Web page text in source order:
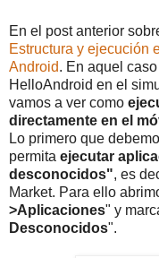
En el post anterior
Estructura y ejecución
Android. En aquel
HelloAndroid en el
vamos a ver como
directamente en el
Lo primero que
permita ejecutar
desconocidos", es
Market. Para ello
>Aplicaciones" y
Desconocidos".